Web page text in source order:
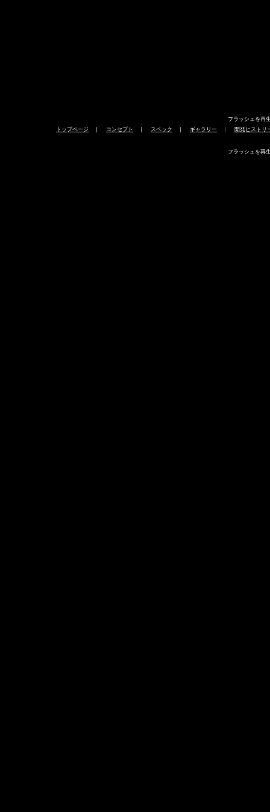
フラッシュを再
トップページ ｜ コンセプト ｜ スペック ｜ ギャラリー ｜ 開発ヒストリ
フラッシュを再